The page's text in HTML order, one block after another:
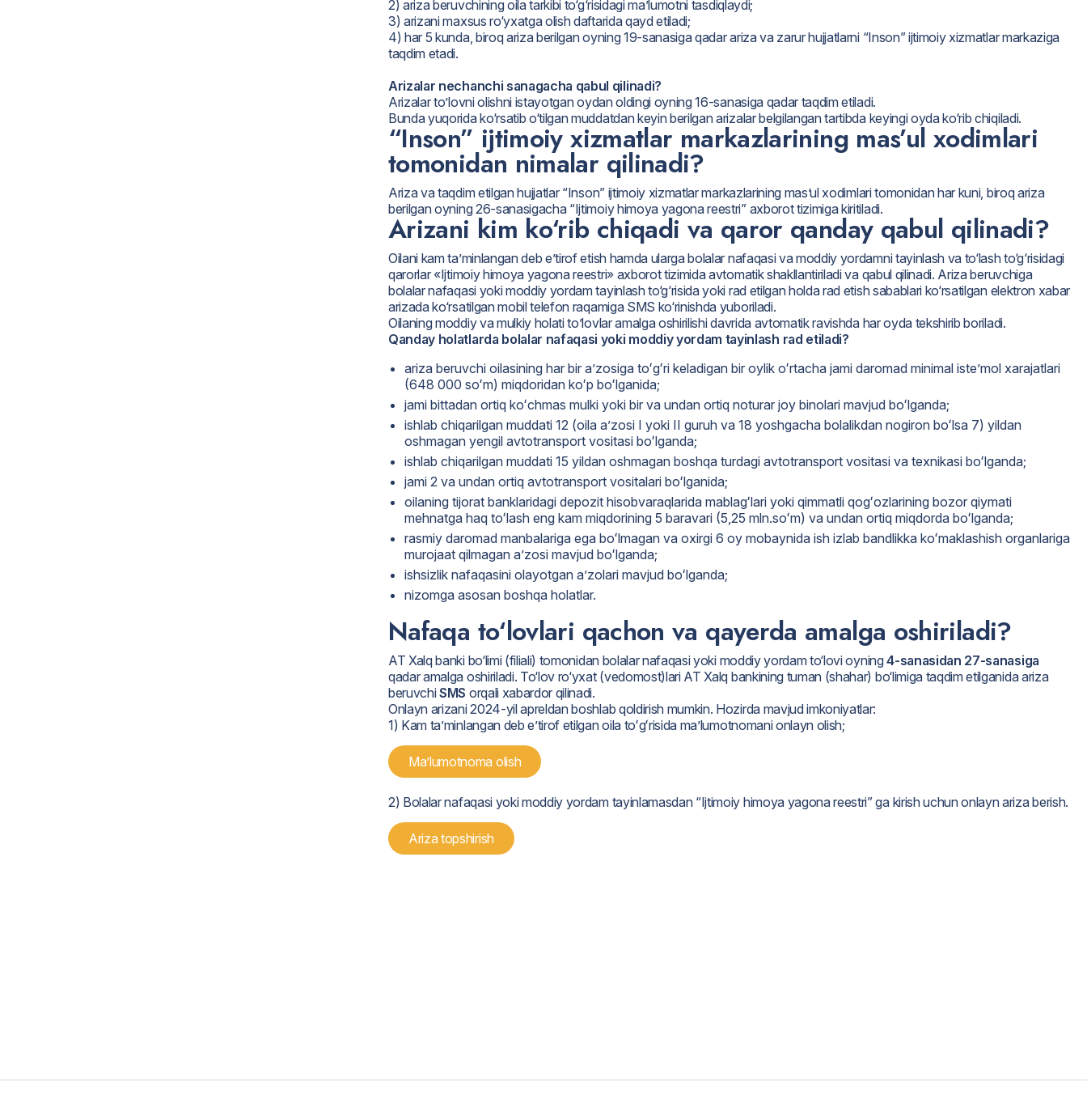
2) ariza beruvchining oila tarkibi to‘g‘risidagi ma’lumotni tasdiqlaydi;
3) arizani maxsus ro‘yxatga olish daftarida qayd etiladi;
4) har 5 kunda, biroq ariza berilgan oyning 19-sanasiga qadar ariza va zarur hujjatlarni “Inson” ijtimoiy xizmatlar markaziga
taqdim etadi.
Arizalar nechanchi sanagacha qabul qilinadi?
Arizalar to’lovni olishni istayotgan oydan oldingi oyning 16-sanasiga qadar taqdim etiladi.
Bunda yuqorida ko‘rsatib o‘tilgan muddatdan keyin berilgan arizalar belgilangan tartibda keyingi oyda ko‘rib chiqiladi.
“Inson” ijtimoiy xizmatlar markazlarining mas’ul xodimlari
tomonidan nimalar qilinadi?
Ariza va taqdim etilgan hujjatlar “Inson” ijtimoiy xizmatlar markazlarining masʼul xodimlari tomonidan har kuni, biroq ariza
berilgan oyning 26-sanasigacha “Ijtimoiy himoya yagona reestri” axborot tizimiga kiritiladi.
Arizani kim ko‘rib chiqadi va qaror qanday qabul qilinadi?
Oilani kam ta’minlangan deb e’tirof etish hamda ularga bolalar nafaqasi va moddiy yordamni tayinlash va to‘lash to‘g‘risidagi
qarorlar «Ijtimoiy himoya yagona reestri» axborot tizimida avtomatik shakllantiriladi va qabul qilinadi. Ariza beruvchiga
bolalar nafaqasi yoki moddiy yordam tayinlash to‘g‘risida yoki rad etilgan holda rad etish sabablari ko‘rsatilgan elektron xabar
arizada ko‘rsatilgan mobil telefon raqamiga SMS ko‘rinishda yuboriladi.
Oilaning moddiy va mulkiy holati to’lovlar amalga oshirilishi davrida avtomatik ravishda har oyda tekshirib boriladi.
Qanday holatlarda bolalar nafaqasi yoki moddiy yordam tayinlash rad etiladi?
ariza beruvchi oilasining har bir aʼzosiga toʻgʻri keladigan bir oylik oʻrtacha jami daromad minimal isteʼmol xarajatlari
(648 000 soʻm) miqdoridan koʻp boʻlganida;
jami bittadan ortiq koʻchmas mulki yoki bir va undan ortiq noturar joy binolari mavjud boʻlganda;
ishlab chiqarilgan muddati 12 (oila aʼzosi I yoki II guruh va 18 yoshgacha bolalikdan nogiron boʻlsa 7) yildan
oshmagan yengil avtotransport vositasi boʻlganda;
ishlab chiqarilgan muddati 15 yildan oshmagan boshqa turdagi avtotransport vositasi va texnikasi boʻlganda;
jami 2 va undan ortiq avtotransport vositalari boʻlganida;
oilaning tijorat banklaridagi depozit hisobvaraqlarida mablagʻlari yoki qimmatli qogʻozlarining bozor qiymati
mehnatga haq toʻlash eng kam miqdorining 5 baravari (5,25 mln.soʻm) va undan ortiq miqdorda boʻlganda;
rasmiy daromad manbalariga ega boʻlmagan va oxirgi 6 oy mobaynida ish izlab bandlikka koʻmaklashish organlariga
murojaat qilmagan aʼzosi mavjud boʻlganda;
ishsizlik nafaqasini olayotgan aʼzolari mavjud boʻlganda;
nizomga asosan boshqa holatlar.
Nafaqa to‘lovlari qachon va qayerda amalga oshiriladi?
AT Xalq banki bo‘limi (filiali) tomonidan bolalar nafaqasi yoki moddiy yordam to‘lovi oyning4-sanasidan 27-sanasiga
qadar amalga oshiriladi. To‘lov ro‘yxat (vedomost)lari AT Xalq bankining tuman (shahar) bo‘limiga taqdim etilganida ariza
beruvchiSMS orqali xabardor qilinadi.
Onlayn arizani 2024-yil apreldan boshlab qoldirish mumkin. Hozirda mavjud imkoniyatlar:
1) Kam taʼminlangan deb eʼtirof etilgan oila toʻgʻrisida maʼlumotnomani onlayn olish;
Maʼlumotnoma olish
2) Bolalar nafaqasi yoki moddiy yordam tayinlamasdan “Ijtimoiy himoya yagona reestri” ga kirish uchun onlayn ariza berish.
Ariza topshirish